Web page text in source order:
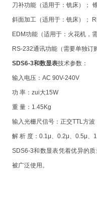
刀补功能（适用于：铣床）；
斜面加工（适用于：铣床）； R
EDM功能（适用于：火花机，
RS-232通讯功能（需要单独订
SDS6-3和数显表技术参数：
输入电压：AC 90V-240V
功 率：zui大15W
重 量：1.45Kg
输入光栅尺信号：正交TTL方
解 析 度：0.1μ、0.2μ、0.5μ、
SDS6-3和数显表凭着优异的
被广泛使用。